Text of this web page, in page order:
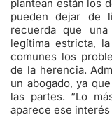
plantean están los
pueden dejar de
recuerda que
legítima estricta,
comunes los
de la herencia.
un abogado, ya
las partes. “Lo
aparece ese